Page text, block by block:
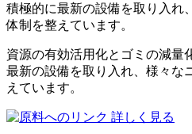
積極的に最新の設備を取り入れ
体制を整えています。
資源の有効活用化とゴミの減量
最新の設備を取り入れ、様々な
えています。
詳しく見る